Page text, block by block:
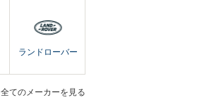
ランドローバー
全てのメーカーを見る